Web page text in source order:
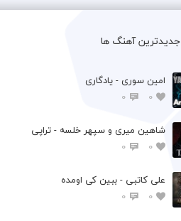
جدیدترین آهنگ ها
امین سوری - یادگاری
0
0
شاهین میری و سپهر خلسه - تراپی
0
0
علی کاتبی - ببین کی اومده
0
0